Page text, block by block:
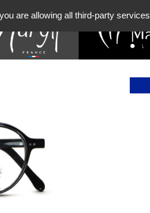
are allowing all third-party services